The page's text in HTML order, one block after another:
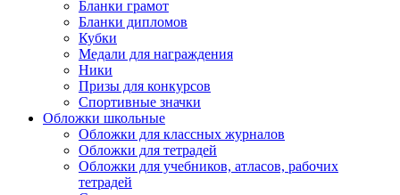
Бланки грамот
Бланки дипломов
Кубки
Медали для награждения
Ники
Призы для конкурсов
Спортивные значки
Обложки школьные
Обложки для классных журналов
Обложки для тетрадей
Обложки для учебников, атласов, рабочих
тетрадей